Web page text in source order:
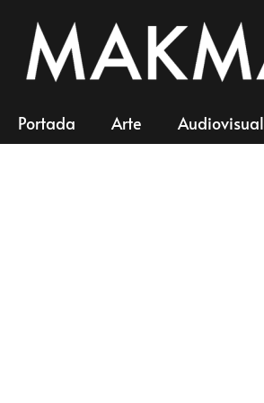
Portada Arte Audiovisual